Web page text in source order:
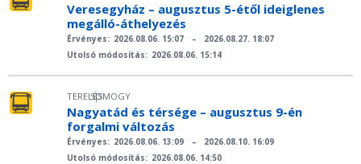
Veresegyház – augusztus 5-étől ideiglenes
megálló-áthelyezés
Érvényes: 2026.08.06. 15:07 –
2026.08.27. 18:07
Utolsó módosítás: 2026.08.06. 15:14
TERELÉS
|
SOMOGY
Nagyatád és térsége – augusztus 9-én
forgalmi változás
Érvényes: 2026.08.06. 13:09 –
2026.08.10. 16:09
Utolsó módosítás: 2026.08.06. 14:50